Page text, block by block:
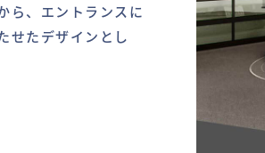
ら、エントランスに
せたデザインとし